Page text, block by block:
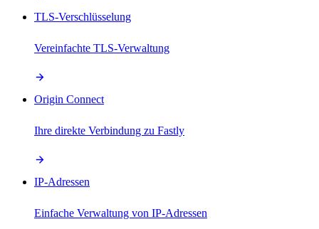
TLS-Verschlüsselung
Vereinfachte TLS-Verwaltung
Origin Connect
Ihre direkte Verbindung zu Fastly
IP-Adressen
Einfache Verwaltung von IP-Adressen